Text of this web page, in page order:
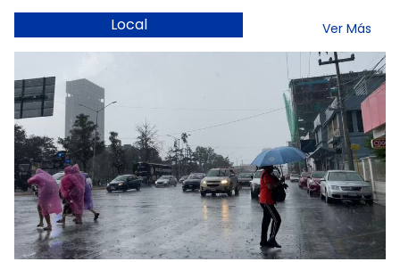
Local Ver Más